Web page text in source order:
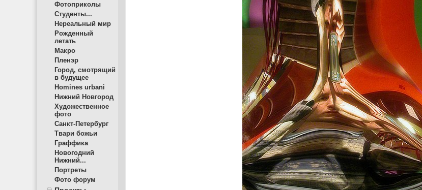
Фотоприколы
Студенты...
Нереальный мир
Рожденный
летать
Макро
Пленэр
Город, смотрящий
в будущее
Homines urbani
Нижний Новгород
Художественное
фото
Санкт-Петербург
Твари божьи
Граффика
Новогодний
Нижний...
Портреты
Фото форум